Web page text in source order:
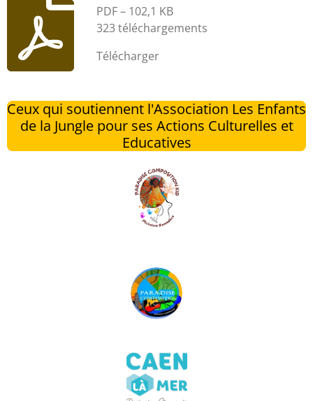
PDF – 102,1 KB
323 téléchargements
Télécharger
Ceux qui soutiennent l'Association Les Enfants
de la Jungle pour ses Actions Culturelles et
Educatives